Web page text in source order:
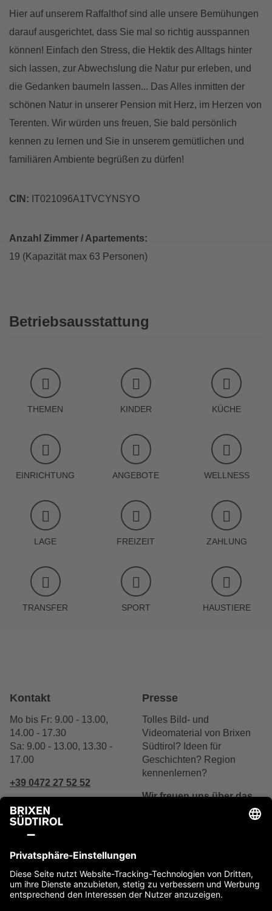
Hier auf unserem Raffalthof sind alle unsere Bemühungen
darauf ausgerichtet, dass Sie mal so richtig ausspannen
können! Einfach den Stress, die Hektik des Alltags hinter
sich lassen, zur Abwechslung die Natur pur erleben, und
die Gedanken baumeln lassen... Das Alles inmitten der
schönen Natur in unserer Pension mit Herz, im Herzen von
Terenten. Wir würden uns freuen, Sie bald persönlich
kennen zu lernen und Sie in unserem gemütlichen und
familiären Ambiente begrüßen zu dürfen!
CIN: IT021096A1TVCYNSYO
Anzahl Zimmer / Apartements:
19 (Kapazität max 63 Personen)
Betriebsausstattung
THEMEN KINDER KÜCHE
EINRICHTUNG ANGEBOTE WELLNESS
LAGE FREIZEIT ZAHLUNG
TRANSFER SPORT HAUSTIERE
Kontakt
Mo bis Fr: 9.00 - 13.00,
14.00 - 17.30
Sa: 9.00 - 13.00, 13.30 -
17.00
+39 0472 27 52 52
Schreibe uns
Presse
Tolles Bild- und
Videomaterial von Brixen
Südtirol? Ideen für
Geschichten? Region
kennenlernen?
Wir freuen uns über das